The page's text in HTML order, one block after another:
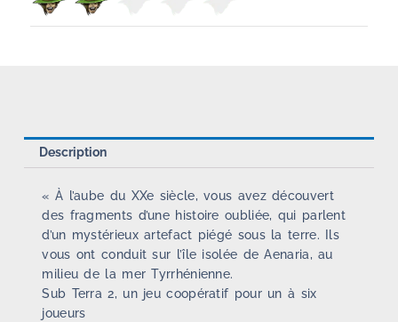
Description
« À l’aube du XXe siècle, vous avez découvert
des fragments d’une histoire oubliée, qui parlent
d’un mystérieux artefact piégé sous la terre. Ils
vous ont conduit sur l’île isolée de Aenaria, au
milieu de la mer Tyrrhénienne.
Sub Terra 2, un jeu coopératif pour un à six
joueurs